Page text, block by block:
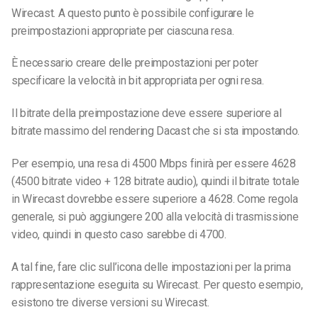
Wirecast. A questo punto è possibile configurare le
preimpostazioni appropriate per ciascuna resa.
È necessario creare delle preimpostazioni per poter
specificare la velocità in bit appropriata per ogni resa.
Il bitrate della preimpostazione deve essere superiore al
bitrate massimo del rendering Dacast che si sta impostando.
Per esempio, una resa di 4500 Mbps finirà per essere 4628
(4500 bitrate video + 128 bitrate audio), quindi il bitrate totale
in Wirecast dovrebbe essere superiore a 4628. Come regola
generale, si può aggiungere 200 alla velocità di trasmissione
video, quindi in questo caso sarebbe di 4700.
A tal fine, fare clic sull’icona delle impostazioni per la prima
rappresentazione eseguita su Wirecast. Per questo esempio,
esistono tre diverse versioni su Wirecast.